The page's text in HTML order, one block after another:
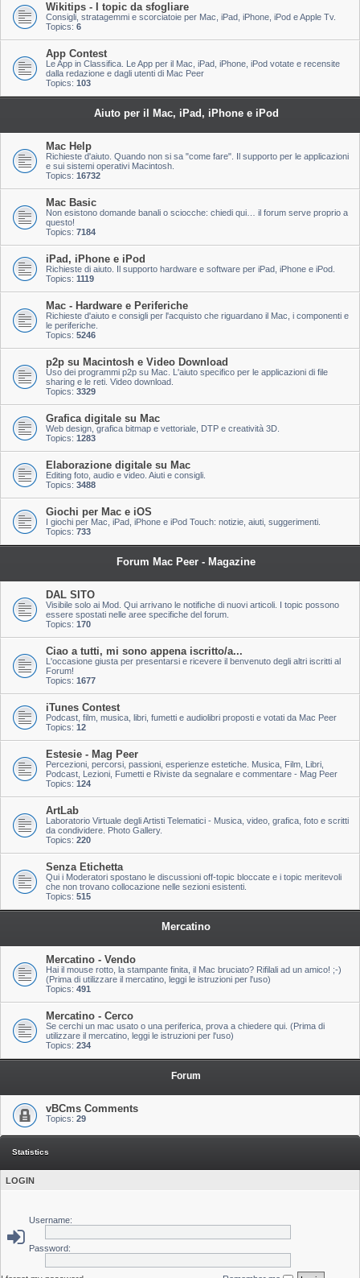
Wikitips - I topic da sfogliare
Consigli, stratagemmi e scorciatoie per Mac, iPad, iPhone, iPod e Apple Tv.
Topics: 6
App Contest
Le App in Classifica. Le App per il Mac, iPad, iPhone, iPod votate e recensite
dalla redazione e dagli utenti di Mac Peer
Topics: 103
Aiuto per il Mac, iPad, iPhone e iPod
Mac Help
Richieste d'aiuto. Quando non si sa "come fare". Il supporto per le applicazioni
e sui sistemi operativi Macintosh.
Topics: 16732
Mac Basic
Non esistono domande banali o sciocche: chiedi qui… il forum serve proprio a
questo!
Topics: 7184
iPad, iPhone e iPod
Richieste di aiuto. Il supporto hardware e software per iPad, iPhone e iPod.
Topics: 1119
Mac - Hardware e Periferiche
Richieste d'aiuto e consigli per l'acquisto che riguardano il Mac, i componenti e
le periferiche.
Topics: 5246
p2p su Macintosh e Video Download
Uso dei programmi p2p su Mac. L'aiuto specifico per le applicazioni di file
sharing e le reti. Video download.
Topics: 3329
Grafica digitale su Mac
Web design, grafica bitmap e vettoriale, DTP e creatività 3D.
Topics: 1283
Elaborazione digitale su Mac
Editing foto, audio e video. Aiuti e consigli.
Topics: 3488
Giochi per Mac e iOS
I giochi per Mac, iPad, iPhone e iPod Touch: notizie, aiuti, suggerimenti.
Topics: 733
Forum Mac Peer - Magazine
DAL SITO
Visibile solo ai Mod. Qui arrivano le notifiche di nuovi articoli. I topic possono
essere spostati nelle aree specifiche del forum.
Topics: 170
Ciao a tutti, mi sono appena iscritto/a...
L'occasione giusta per presentarsi e ricevere il benvenuto degli altri iscritti al
Forum!
Topics: 1677
iTunes Contest
Podcast, film, musica, libri, fumetti e audiolibri proposti e votati da Mac Peer
Topics: 12
Estesie - Mag Peer
Percezioni, percorsi, passioni, esperienze estetiche. Musica, Film, Libri,
Podcast, Lezioni, Fumetti e Riviste da segnalare e commentare - Mag Peer
Topics: 124
ArtLab
Laboratorio Virtuale degli Artisti Telematici - Musica, video, grafica, foto e scritti
da condividere. Photo Gallery.
Topics: 220
Senza Etichetta
Qui i Moderatori spostano le discussioni off-topic bloccate e i topic meritevoli
che non trovano collocazione nelle sezioni esistenti.
Topics: 515
Mercatino
Mercatino - Vendo
Hai il mouse rotto, la stampante finita, il Mac bruciato? Rifilali ad un amico! ;-)
(Prima di utilizzare il mercatino, leggi le istruzioni per l'uso)
Topics: 491
Mercatino - Cerco
Se cerchi un mac usato o una periferica, prova a chiedere qui. (Prima di
utilizzare il mercatino, leggi le istruzioni per l'uso)
Topics: 234
Forum
vBCms Comments
Topics: 29
Statistics
LOGIN
Username:
Password: